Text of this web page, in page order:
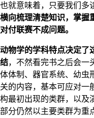
也就意味着，只要我们多
横向梳理清楚知识，掌握
对付联赛不成问题。
动物学的学科特点决定了
结，不然看完书之后会一
体体制、器官系统、幼虫
关的内容，基本可应对一
构最初出现的类群，以及
部分仍然以主要类群为重